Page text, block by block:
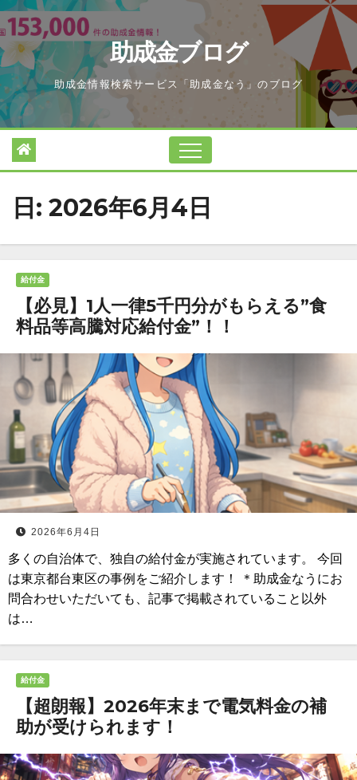
Skip
to
content
助成金ブログ
助成金情報検索サービス「助成金なう」のブログ
日: 2026年6月4日
給付金
【必見】1人一律5千円分がもらえる”食
料品等高騰対応給付金”！！
2026年6月4日
多くの自治体で、独自の給付金が実施されています。 今回
は東京都台東区の事例をご紹介します！ ＊助成金なうにお
問合わせいただいても、記事で掲載されていること以外
は…
給付金
【超朗報】2026年末まで電気料金の補
助が受けられます！